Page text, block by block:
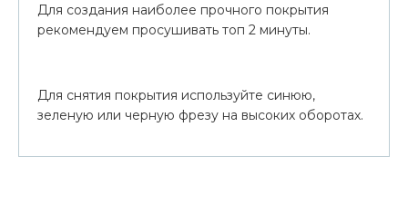
Для создания наиболее прочного покрытия
рекомендуем просушивать топ 2 минуты.
Для снятия покрытия используйте синюю,
зеленую или черную фрезу на высоких оборотах.